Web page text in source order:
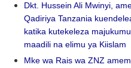
Dkt. Hussein Ali Mwinyi,
Qadiriya Tanzania
katika kutekeleza
maadili na elimu ya Kiislam
Mke wa Rais wa ZNZ